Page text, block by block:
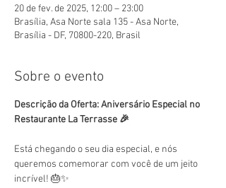
20 de fev. de 2025, 12:00 – 23:00
Brasília, Asa Norte sala 135 - Asa Norte,
Brasília - DF, 70800-220, Brasil
Sobre o evento
Descrição da Oferta: Aniversário Especial no
Restaurante La Terrasse 🎉
Está chegando o seu dia especial, e nós
queremos comemorar com você de um jeito
incrível! 🎂✨